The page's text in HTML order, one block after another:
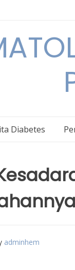
Diabetes
adminhem